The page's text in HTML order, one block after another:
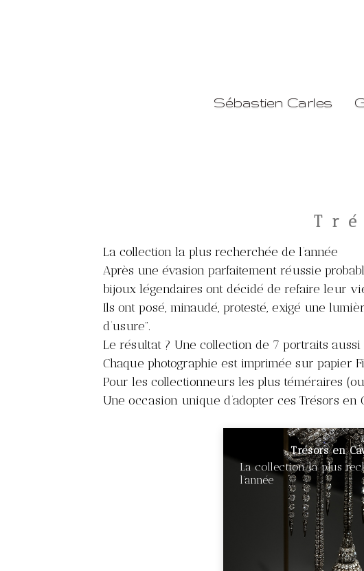
Sébastien Carles
La collection la plus recherchée de l’année
Après une évasion parfaitement réussie
bijoux légendaires ont décidé de refaire leur
Ils ont posé, minaudé, protesté, exigé une
d’usure”.
Le résultat ? Une collection de 7 portraits
Chaque photographie est imprimée sur papier
Pour les collectionneurs les plus téméraires
Une occasion unique d’adopter ces Trésors en
Trésors en
La collection la plus
l’année